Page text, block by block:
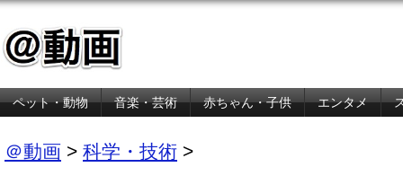
ペット・動物 音楽・芸術 赤ちゃん・子供 エンタメ
＠動画 > 科学・技術 >